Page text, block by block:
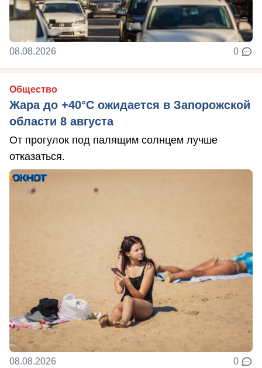
08.08.2026 0
Общество
Жара до +40°С ожидается в Запорожской
области 8 августа
От прогулок под палящим солнцем лучше
отказаться.
08.08.2026 0